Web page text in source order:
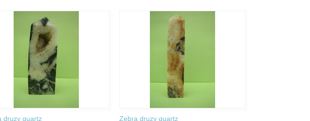
druzy quartz Zebra druzy quartz